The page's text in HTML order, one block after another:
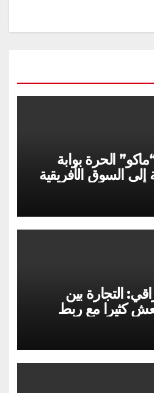
الحرة بوابة
إلى السوق الأفريقية
التجارة بين
كثيرا مع ربط